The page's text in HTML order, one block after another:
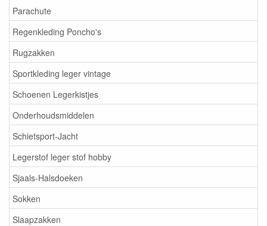
Parachute
Regenkleding Poncho's
Rugzakken
Sportkleding leger vintage
Schoenen Legerkistjes
Onderhoudsmiddelen
Schietsport-Jacht
Legerstof leger stof hobby
Sjaals-Halsdoeken
Sokken
Slaapzakken